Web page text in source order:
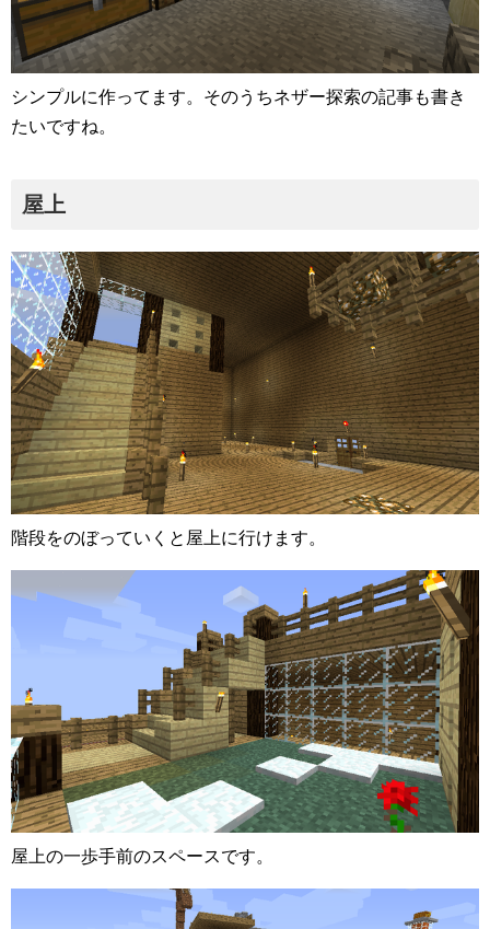
シンプルに作ってます。そのうちネザー探索の記事も書き
たいですね。
屋上
階段をのぼっていくと屋上に行けます。
屋上の一歩手前のスペースです。